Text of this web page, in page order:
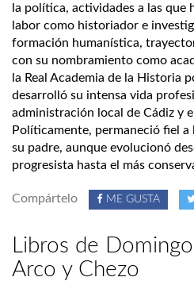
la política, actividades a las que
labor como historiador e
formación humanística,
con su nombramiento como
la Real Academia de la Historia
desarrolló su intensa vida
administración local de Cádiz y
Políticamente, permaneció fiel
su padre, aunque evolucionó
progresista hasta el más
Compártelo ME GUSTA
Libros de
Arco y Chezo